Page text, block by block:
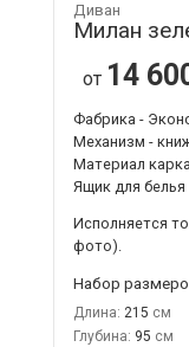
Диван
Милан
от 14
Фабрика -
Механизм -
Материал
Ящик для белья
Исполняется
фото).
Набор
Длина: 215
Глубина: 95